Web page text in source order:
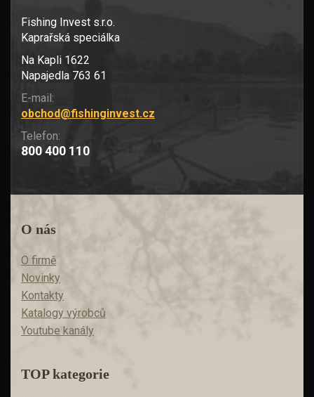
Fishing Invest s.r.o.
Kaprařská speciálka
Na Kapli 1622
Napajedla 763 61
E-mail:
obchod@fishinginvest.cz
Telefon:
800 400 110
O nás
O firmě
Novinky
Kontakty
Katalogy výrobců
Youtube kanály
TOP kategorie